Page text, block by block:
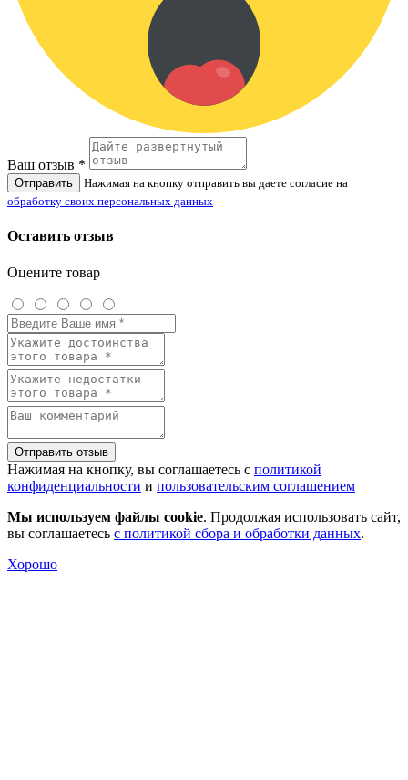
Ваш отзыв *
Отправить
Нажимая на кнопку отправить вы даете согласие на
обработку своих персональных данных
Оставить отзыв
Оцените товар
Отправить отзыв
Нажимая на кнопку, вы соглашаетесь с политикой
конфиденциальности и пользовательским соглашением
Мы используем файлы cookie. Продолжая использовать сайт,
вы соглашаетесь с политикой сбора и обработки данных.
Хорошо